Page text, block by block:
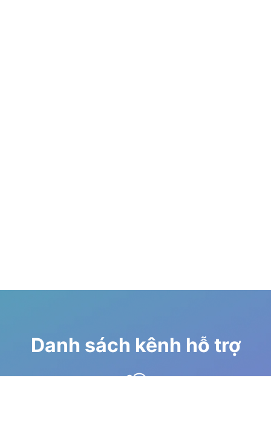
Danh sách kênh hỗ trợ